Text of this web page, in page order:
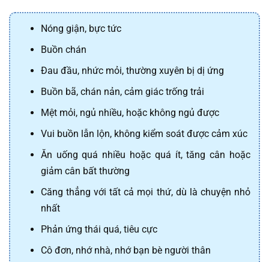
Nóng giận, bực tức
Buồn chán
Đau đầu, nhức mỏi, thường xuyên bị dị ứng
Buồn bã, chán nản, cảm giác trống trải
Mệt mỏi, ngủ nhiều, hoặc không ngủ được
Vui buồn lẫn lộn, không kiểm soát được cảm xúc
Ăn uống quá nhiều hoặc quá ít, tăng cân hoặc
giảm cân bất thường
Căng thẳng với tất cả mọi thứ, dù là chuyện nhỏ
nhất
Phản ứng thái quá, tiêu cực
Cô đơn, nhớ nhà, nhớ bạn bè người thân